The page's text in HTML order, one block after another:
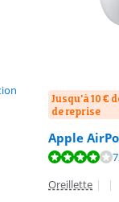
Jusqu'à 10 €
de reprise
Apple
La note est de
Oreillette | |
La note est de
La note est de